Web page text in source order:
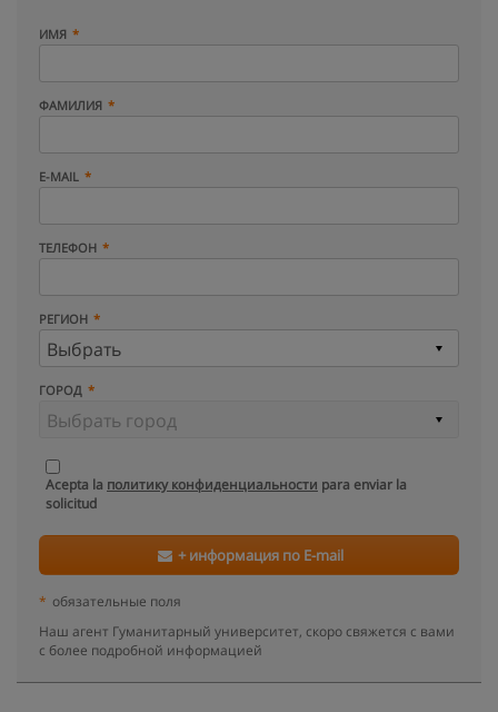
ИМЯ
ФАМИЛИЯ
E-MAIL
ТЕЛЕФОН
РЕГИОН
ГОРОД
Acepta la политику конфиденциальности para enviar la
solicitud
+ информация по E-mail
* обязательные поля
Наш агент Гуманитарный университет, скоро свяжется с вами
с более подробной информацией